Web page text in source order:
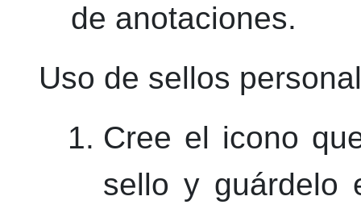
de anotaciones.
Uso de sellos
Cree el icono
sello y guárdelo